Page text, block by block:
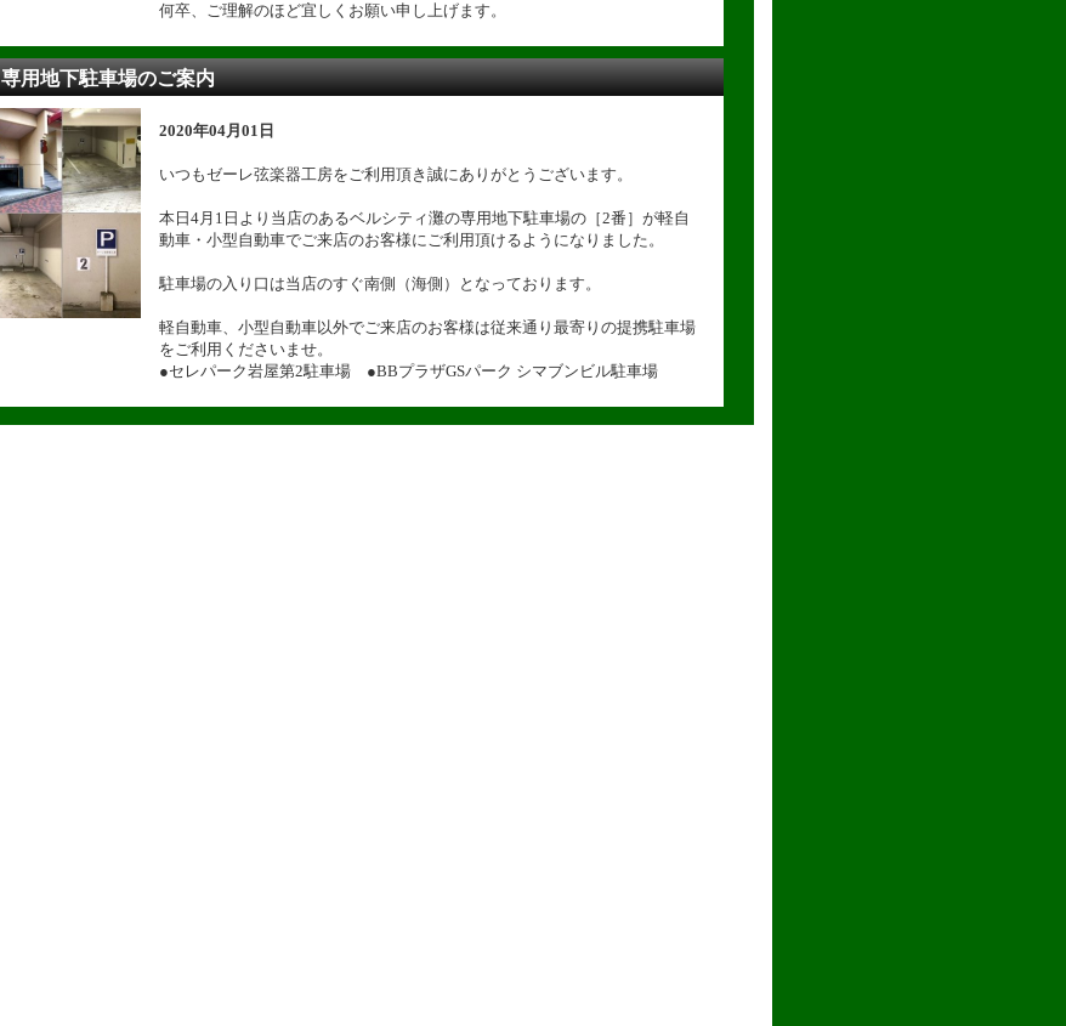
何卒、ご理解のほど宜しくお願い申し上げます。
専用地下駐車場のご案内
2020年04月01日
いつもゼーレ弦楽器工房をご利用頂き誠にありがとうございます。
本日4月1日より当店のあるベルシティ灘の専用地下駐車場の［2番］が軽自
動車・小型自動車でご来店のお客様にご利用頂けるようになりました。
駐車場の入り口は当店のすぐ南側（海側）となっております。
軽自動車、小型自動車以外でご来店のお客様は従来通り最寄りの提携駐車場
をご利用くださいませ。
●セレパーク岩屋第2駐車場 ●BBプラザGSパーク シマブンビル駐車場